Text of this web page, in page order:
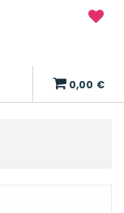
0,00 €